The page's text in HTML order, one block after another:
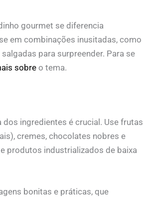
gourmet se diferencia
em combinações inusitadas, como
para surpreender. Para se
sobreo tema.
dos ingredientes é crucial. Use frutas
cremes, chocolates nobres e
produtos industrializados de baixa
bonitas e práticas, que